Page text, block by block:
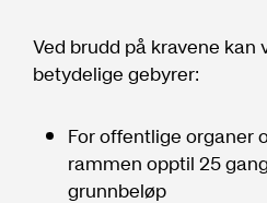
Ved brudd på kravene
betydelige gebyrer:
For offentlige organer
rammen opptil 25
grunnbeløp